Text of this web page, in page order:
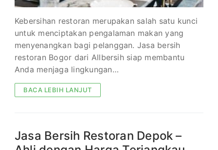
Kebersihan restoran merupakan salah satu kunci
untuk menciptakan pengalaman makan yang
menyenangkan bagi pelanggan. Jasa bersih
restoran Bogor dari Allbersih siap membantu
Anda menjaga lingkungan…
BACA LEBIH LANJUT
Jasa Bersih Restoran Depok –